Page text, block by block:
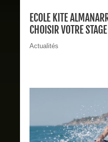
ECOLE KITE
CHOISIR VOTRE
Actualités